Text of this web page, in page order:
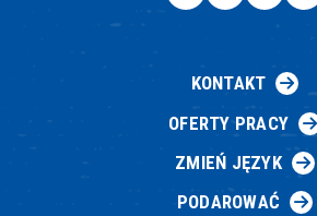
KONTAKT
OFERTY PRACY
ZMIEŃ JĘZYK
PODAROWAĆ